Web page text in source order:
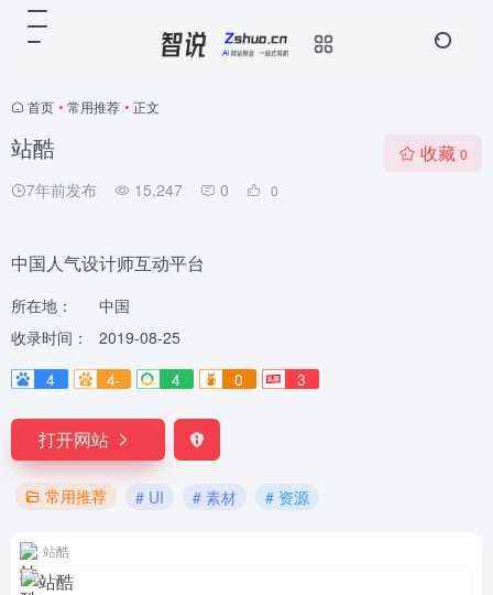
首页 • 常用推荐 • 正文
站酷
7年前发布 15,247 0 0
收藏 0
中国人气设计师互动平台
所在地：
中国
收录时间：
2019-08-25
4
4- 4 0 3
打开网站
常用推荐 # UI # 素材 # 资源
站酷